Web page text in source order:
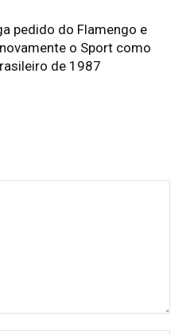
pedido do Flamengo e
o Sport como
de 1987